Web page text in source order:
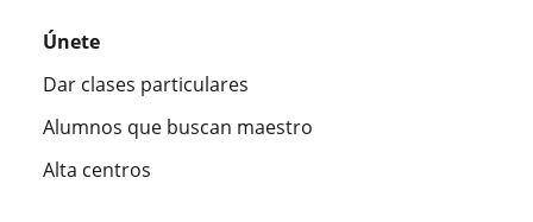
Únete
Dar clases particulares
Alumnos que buscan maestro
Alta centros